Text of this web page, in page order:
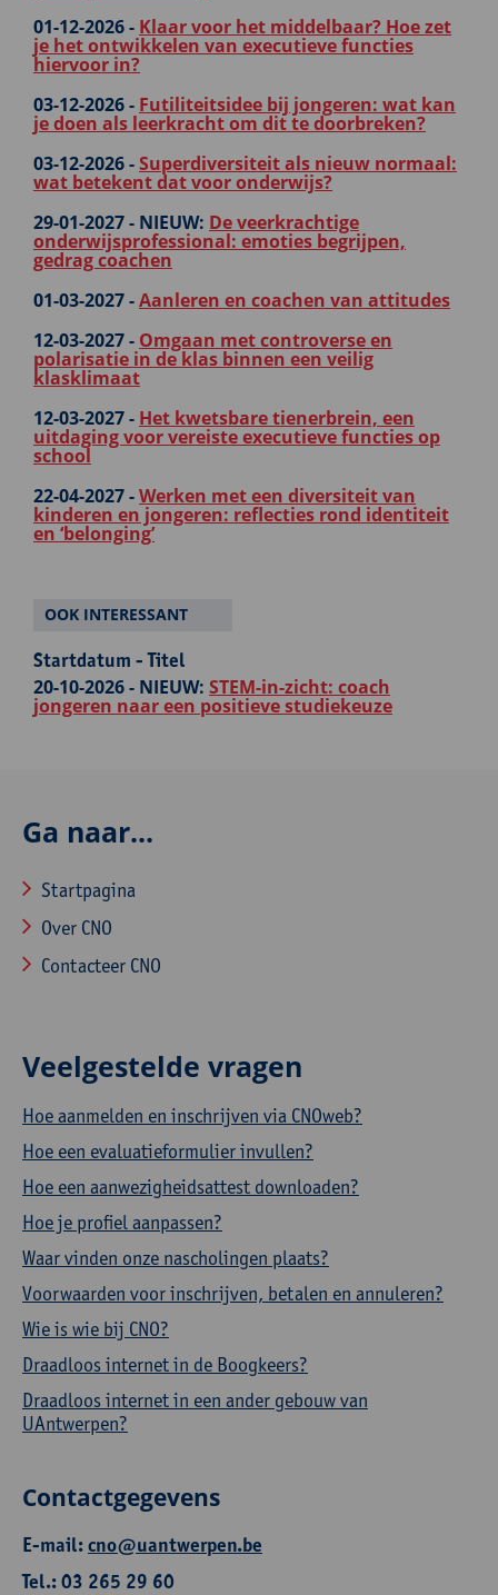
01-12-2026 - Klaar voor het middelbaar? Hoe zet
je het ontwikkelen van executieve functies
hiervoor in?
03-12-2026 - Futiliteitsidee bij jongeren: wat kan
je doen als leerkracht om dit te doorbreken?
03-12-2026 -Superdiversiteit als nieuw normaal:
wat betekent dat voor onderwijs?
29-01-2027 - NIEUW: De veerkrachtige
onderwijsprofessional: emoties begrijpen,
gedrag coachen
01-03-2027 -Aanleren en coachen van attitudes
12-03-2027 - Omgaan met controverse en
polarisatie in de klas binnen een veilig
klasklimaat
12-03-2027 - Het kwetsbare tienerbrein, een
uitdaging voor vereiste executieve functies op
school
22-04-2027 -Werken met een diversiteit van
kinderen en jongeren: reflecties rond identiteit
en ‘belonging’
OOK INTERESSANT
Startdatum - Titel
20-10-2026 - NIEUW: STEM-in-zicht: coach
jongeren naar een positieve studiekeuze
Ga naar...
Startpagina
Over CNO
Contacteer CNO
Veelgestelde vragen
Hoe aanmelden en inschrijven via CNOweb?
Hoe een evaluatieformulier invullen?
Hoe een aanwezigheidsattest downloaden?
Hoe je profiel aanpassen?
Waar vinden onze nascholingen plaats?
Voorwaarden voor inschrijven, betalen en annuleren?
Wie is wie bij CNO?
Draadloos internet in de Boogkeers?
Draadloos internet in een ander gebouw van
UAntwerpen?
Contactgegevens
E-mail:cno@uantwerpen.be
Tel.: 03 265 29 60